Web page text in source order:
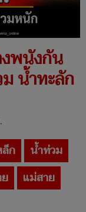
งพนังกัน
น้ำทะลัก
ก
น้ำท่วม
แม่สาย